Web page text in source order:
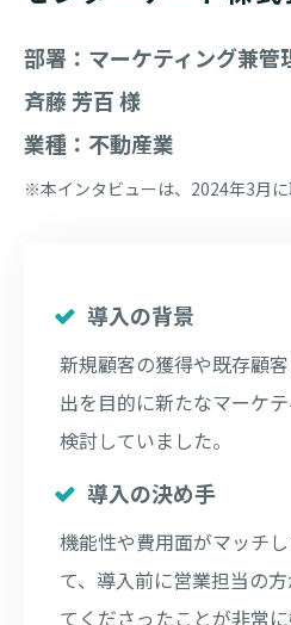
部署：マーケティング兼管
斉藤 芳百 様
業種：不動産業
※本インタビューは、2024年3月に
導入の背景
新規顧客の獲得や既存顧
出を目的に新たなマーケ
検討していました。
導入の決め手
機能性や費用面がマッチ
て、導入前に営業担当の
てくださったことが非常に